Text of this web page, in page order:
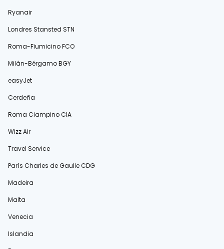
Ryanair
Londres Stansted STN
Roma-Fiumicino FCO
Milán-Bérgamo BGY
easyJet
Cerdeña
Roma Ciampino CIA
Wizz Air
Travel Service
París Charles de Gaulle CDG
Madeira
Malta
Venecia
Islandia